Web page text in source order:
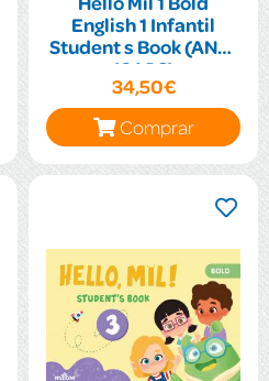
English 1 Infantil
Student s Book (AND)
(CAPS)
34,50€
Comprar